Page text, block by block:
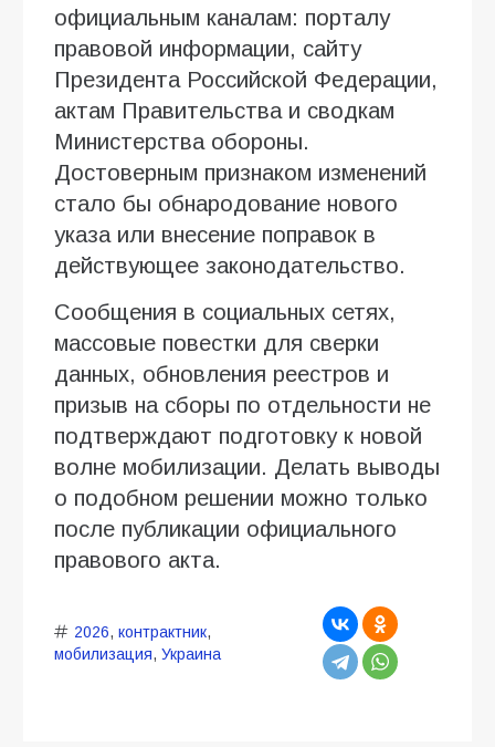
официальным каналам: порталу
правовой информации, сайту
Президента Российской Федерации,
актам Правительства и сводкам
Министерства обороны.
Достоверным признаком изменений
стало бы обнародование нового
указа или внесение поправок в
действующее законодательство.
Сообщения в социальных сетях,
массовые повестки для сверки
данных, обновления реестров и
призыв на сборы по отдельности не
подтверждают подготовку к новой
волне мобилизации. Делать выводы
о подобном решении можно только
после публикации официального
правового акта.
2026, контрактник,
мобилизация, Украина